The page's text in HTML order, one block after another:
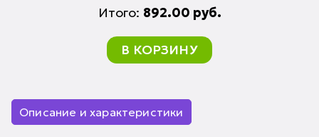
Итого: 892.00 руб.
В КОРЗИНУ
Описание и характеристики